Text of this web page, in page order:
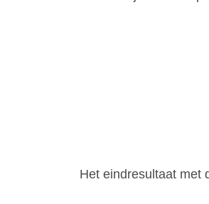
Het eindresultaat met